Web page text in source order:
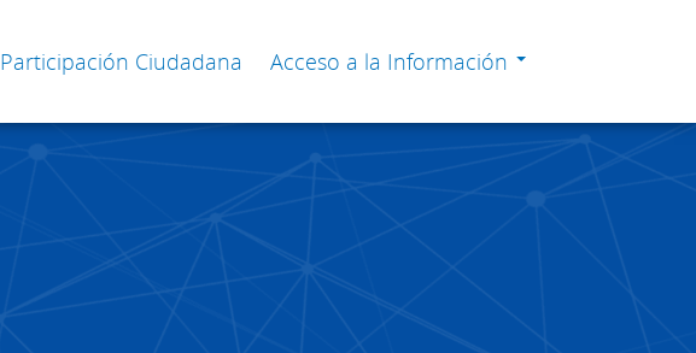
Participación Ciudadana Acceso a la Información